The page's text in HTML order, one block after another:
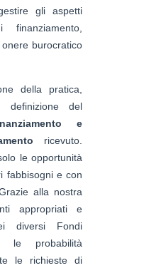
gli aspetti
burocratico
della pratica,
definizione del
e
ricevuto.
le opportunità
fabbisogni e con
alla nostra
appropriati e
diversi Fondi
le probabilità
le richieste di